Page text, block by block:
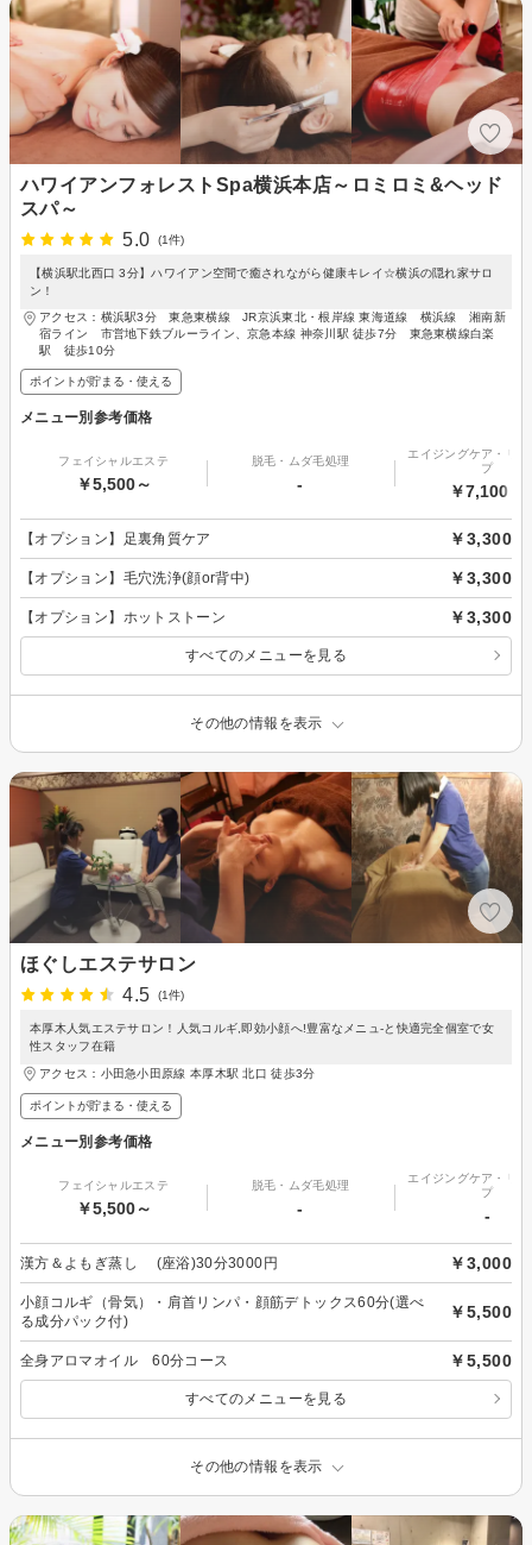
ハワイアンフォレストSpa横浜本店～ロミロミ&ヘッド
スパ～
5.0
(1件)
【横浜駅北西口 3分】ハワイアン空間で癒されながら健康キレイ☆横浜の隠れ家サロ
ン！
アクセス：横浜駅3分 東急東横線 JR京浜東北・根岸線 東海道線 横浜線 湘南新
宿ライン 市営地下鉄ブルーライン、京急本線 神奈川駅 徒歩7分 東急東横線白楽
駅 徒歩10分
ポイントが貯まる・使える
メニュー別参考価格
フェイシャルエステ
￥5,500～
脱毛・ムダ毛処理
-
エイジングケア・リ
プ
￥7,100～
【オプション】足裏角質ケア ￥3,300
【オプション】毛穴洗浄(顔or背中) ￥3,300
【オプション】ホットストーン ￥3,300
すべてのメニューを見る
その他の情報を表示
ほぐしエステサロン
4.5
(1件)
本厚木人気エステサロン！人気コルギ,即効小顔へ!豊富なメニュ‐と快適完全個室で女
性スタッフ在籍
アクセス：小田急小田原線 本厚木駅 北口 徒歩3分
ポイントが貯まる・使える
メニュー別参考価格
フェイシャルエステ
￥5,500～
脱毛・ムダ毛処理
-
エイジングケア・リ
プ
-
漢方＆よもぎ蒸し (座浴)30分3000円 ￥3,000
小顔コルギ（骨気）・肩首リンパ・顔筋デトックス60分(選べ
る成分パック付)
￥5,500
全身アロマオイル 60分コース ￥5,500
すべてのメニューを見る
その他の情報を表示